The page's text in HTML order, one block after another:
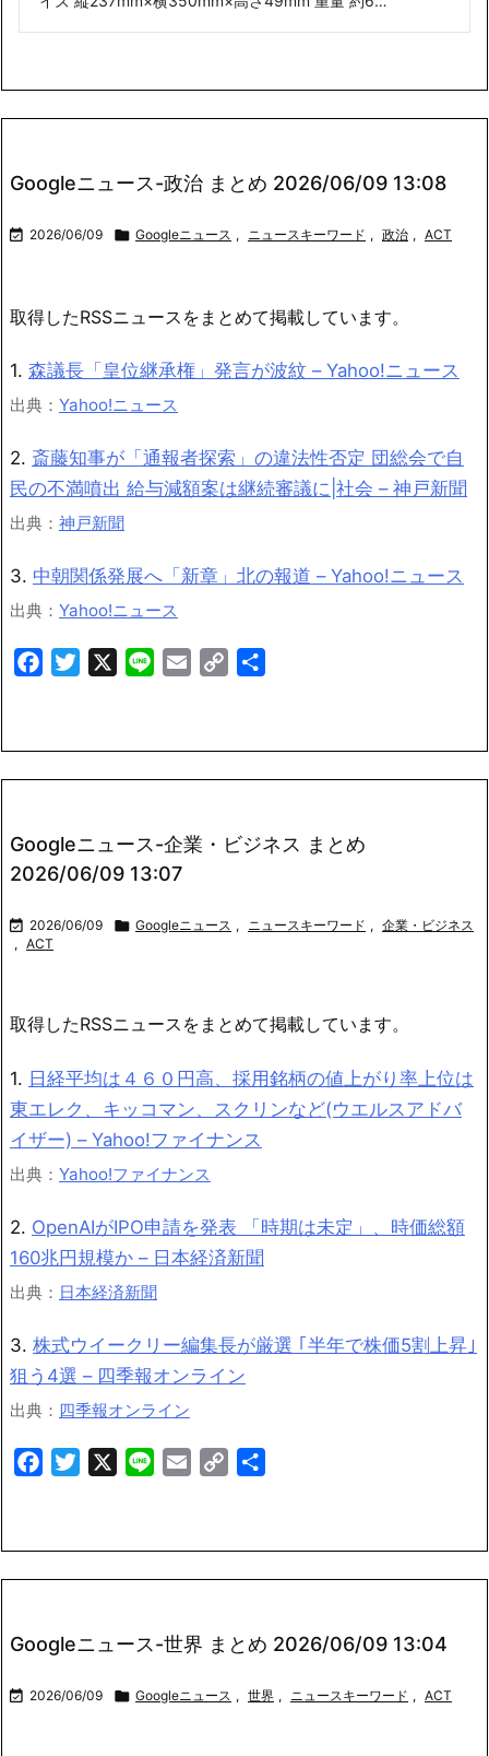
Googleニュース-政治 まとめ 2026/06/09 13:08
 2026/06/09  Googleニュース , ニュースキーワード , 政治 , ACT
取得したRSSニュースをまとめて掲載しています。
1. 森議長「皇位継承権」発言が波紋 – Yahoo!ニュース
出典： Yahoo!ニュース
2. 斎藤知事が「通報者探索」の違法性否定 団総会で自
民の不満噴出 給与減額案は継続審議に|社会 – 神戸新聞
出典： 神戸新聞
3. 中朝関係発展へ「新章」北の報道 – Yahoo!ニュース
出典： Yahoo!ニュース
FacebookTwitter Line Email
Copy
Googleニュース-企業・ビジネス まとめ
2026/06/09 13:07
 2026/06/09  Googleニュース , ニュースキーワード , 企業・ビジネス
, ACT
取得したRSSニュースをまとめて掲載しています。
1. 日経平均は４６０円高、採用銘柄の値上がり率上位は
東エレク、キッコマン、スクリンなど(ウエルスアドバ
イザー) – Yahoo!ファイナンス
出典： Yahoo!ファイナンス
2. OpenAIがIPO申請を発表 「時期は未定」、時価総額
160兆円規模か – 日本経済新聞
出典： 日本経済新聞
3. 株式ウイークリー編集長が厳選 ｢半年で株価5割上昇｣
狙う4選 – 四季報オンライン
出典： 四季報オンライン
FacebookTwitter Line Email
Copy
Googleニュース-世界 まとめ 2026/06/09 13:04
 2026/06/09  Googleニュース , 世界 , ニュースキーワード , ACT